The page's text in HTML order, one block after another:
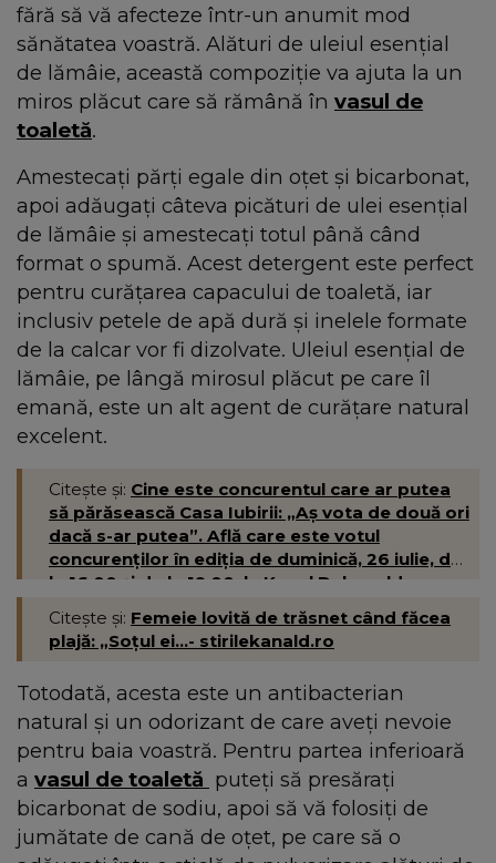
fără să vă afecteze într-un anumit mod
sănătatea voastră. Alături de uleiul esențial
de lămâie, această compoziție va ajuta la un
miros plăcut care să rămână în vasul de
toaletă.
Amestecați părți egale din oțet și bicarbonat,
apoi adăugați câteva picături de ulei esențial
de lămâie și amestecați totul până când
format o spumă. Acest detergent este perfect
pentru curățarea capacului de toaletă, iar
inclusiv petele de apă dură și inelele formate
de la calcar vor fi dizolvate. Uleiul esențial de
lămâie, pe lângă mirosul plăcut pe care îl
emană, este un alt agent de curățare natural
excelent.
Citește și: Cine este concurentul care ar putea
să părăsească Casa Iubirii: „Aș vota de două ori
dacă s-ar putea”. Află care este votul
concurenților în ediția de duminică, 26 iulie, de
la 16:00 și de la 19:00, la Kanal D- kanald.ro
Citește și: Femeie lovită de trăsnet când făcea
plajă: „Soțul ei...- stirilekanald.ro
Totodată, acesta este un antibacterian
natural și un odorizant de care aveți nevoie
pentru baia voastră. Pentru partea inferioară
a vasul de toaletă puteți să presărați
bicarbonat de sodiu, apoi să vă folosiți de
jumătate de cană de oțet, pe care să o